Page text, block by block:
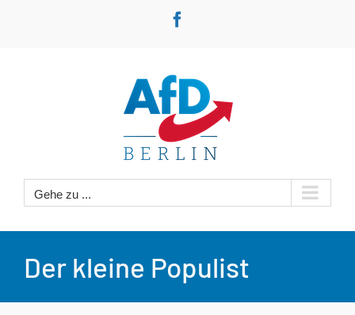
Gehe zu ...
Der kleine Populist